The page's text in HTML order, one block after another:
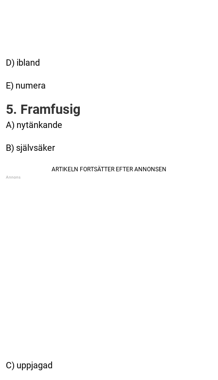
D) ibland
E) numera
5. Framfusig
A) nytänkande
B) självsäker
C) uppjagad